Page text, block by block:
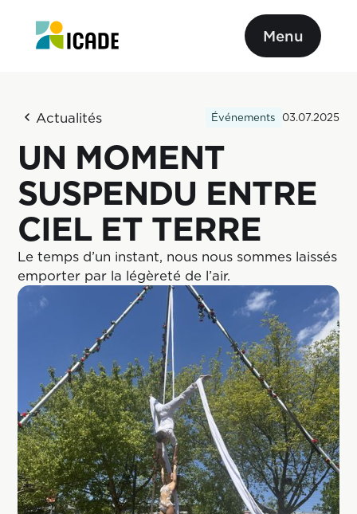
Menu
Actualités Événements 03.07.2025
UN MOMENT
SUSPENDU ENTRE
CIEL ET TERRE
Le temps d’un instant, nous nous sommes laissés
emporter par la légèreté de l’air.